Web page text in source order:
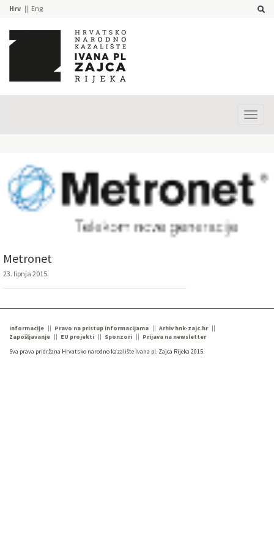
Hrv Eng
Metronet
23. lipnja 2015.
Informacije Pravo na pristup informacijama
Arhiv hnk-zajc.hr
Zapošljavanje
EU projekti Sponzori
Prijava na newsletter
Sva prava pridržana Hrvatsko narodno kazalište Ivana pl. Zajca Rijeka 2015.